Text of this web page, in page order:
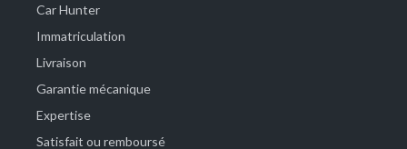
Car Hunter
Immatriculation
Livraison
Garantie mécanique
Expertise
Satisfait ou remboursé